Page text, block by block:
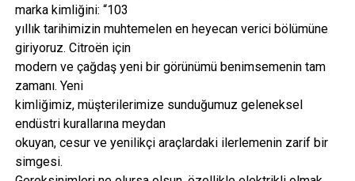
marka kimliğini: “103
yıllık tarihimizin muhtemelen en heyecan verici bölümüne
giriyoruz. Citroën için
modern ve çağdaş yeni bir görünümü benimsemenin tam
zamanı. Yeni
kimliğimiz, müşterilerimize sunduğumuz geleneksel
endüstri kurallarına meydan
okuyan, cesur ve yenilikçi araçlardaki ilerlemenin zarif bir
simgesi.